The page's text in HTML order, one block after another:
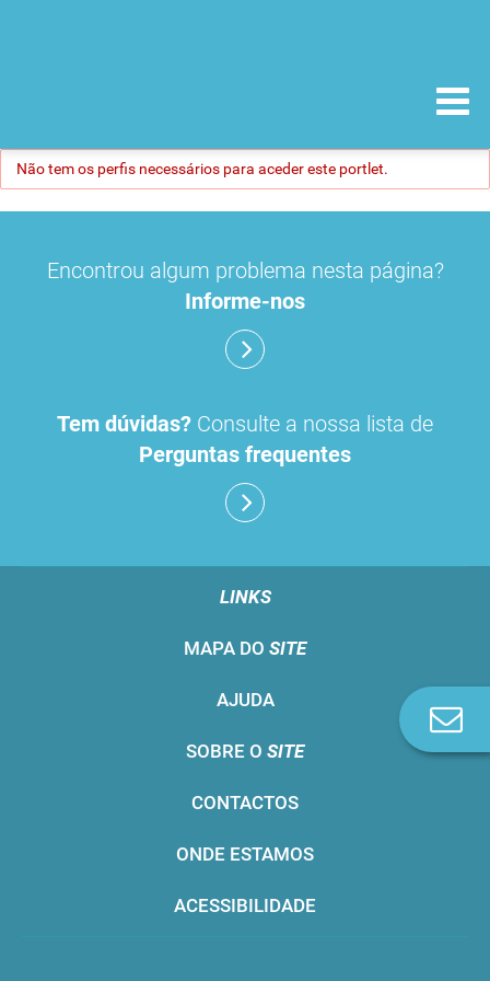
Não tem os perfis necessários para aceder este portlet.
Encontrou algum problema nesta página?
Informe-nos
Tem dúvidas? Consulte a nossa lista de
Perguntas frequentes
LINKS
MAPA DO SITE
AJUDA
SOBRE O SITE
CONTACTOS
ONDE ESTAMOS
ACESSIBILIDADE